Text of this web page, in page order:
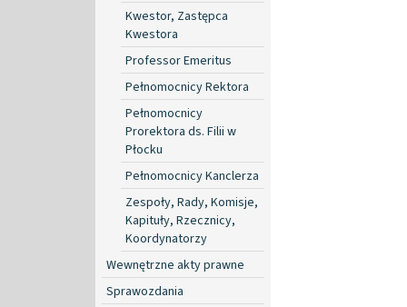
Kwestor, Zastępca
Kwestora
Professor Emeritus
Pełnomocnicy Rektora
Pełnomocnicy
Prorektora ds. Filii w
Płocku
Pełnomocnicy Kanclerza
Zespoły, Rady, Komisje,
Kapituły, Rzecznicy,
Koordynatorzy
Wewnętrzne akty prawne
Sprawozdania